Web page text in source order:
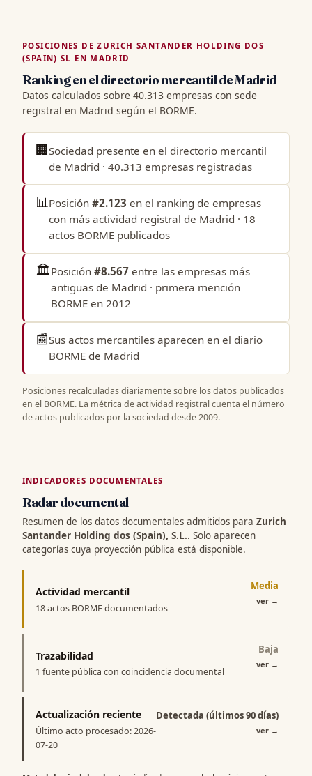
POSICIONES DE ZURICH SANTANDER HOLDING DOS
(SPAIN) SL EN MADRID
Ranking en el directorio mercantil de Madrid
Datos calculados sobre 40.313 empresas con sede
registral en Madrid según el BORME.
🏢Sociedad presente en el directorio mercantil
de Madrid · 40.313 empresas registradas
📊Posición #2.123 en el ranking de empresas
con más actividad registral de Madrid · 18
actos BORME publicados
🏛️Posición #8.567 entre las empresas más
antiguas de Madrid · primera mención
BORME en 2012
📰Sus actos mercantiles aparecen en el diario
BORME de Madrid
Posiciones recalculadas diariamente sobre los datos publicados
en el BORME. La métrica de actividad registral cuenta el número
de actos publicados por la sociedad desde 2009.
INDICADORES DOCUMENTALES
Radar documental
Resumen de los datos documentales admitidos para Zurich
Santander Holding dos (Spain), S.L.. Solo aparecen
categorías cuya proyección pública está disponible.
Actividad mercantil
18 actos BORME documentados
Media
ver →
Trazabilidad
1 fuente pública con coincidencia documental
Baja
ver →
Actualización reciente
Último acto procesado: 2026-
07-20
Detectada (últimos 90 días)
ver →